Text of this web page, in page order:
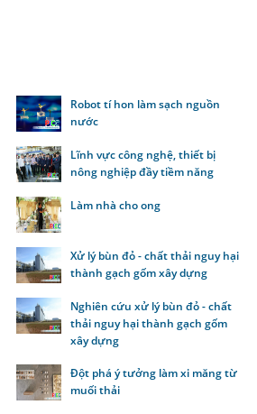
Robot tí hon làm sạch nguồn
nước
Lĩnh vực công nghệ, thiết bị
nông nghiệp đầy tiềm năng
Làm nhà cho ong
Xử lý bùn đỏ - chất thải nguy hại
thành gạch gốm xây dựng
Nghiên cứu xử lý bùn đỏ - chất
thải nguy hại thành gạch gốm
xây dựng
Đột phá ý tưởng làm xi măng từ
muối thải